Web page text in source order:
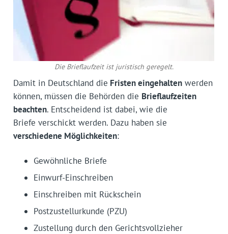
Die Brieflaufzeit ist juristisch geregelt.
Damit in Deutschland die Fristen eingehaltenwerden
können, müssen die Behörden die Brieflaufzeiten
beachten. Entscheidend ist dabei, wie die
Briefe verschickt werden. Dazu haben sie
verschiedene Möglichkeiten:
Gewöhnliche Briefe
Einwurf-Einschreiben
Einschreiben mit Rückschein
Postzustellurkunde (PZU)
Zustellung durch den Gerichtsvollzieher